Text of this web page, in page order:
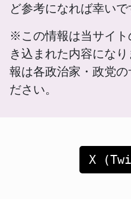
ど参考になれば幸いで
※この情報は当サイ
き込まれた内容にな
報は各政治家・政党
ださい。
X